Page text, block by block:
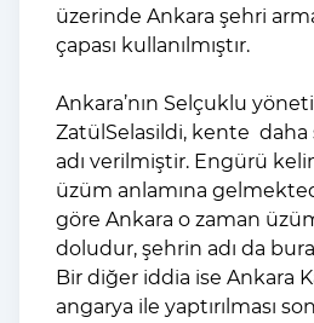
üzerinde Ankara şehri
çapası kullanılmıştır.
Ankara’nın Selçuklu
ZatülSelasildi, kente daha
adı verilmiştir. Engürü
üzüm anlamına
göre Ankara o zaman
doludur, şehrin adı da
Bir diğer iddia ise Ankara
angarya ile yaptırılması